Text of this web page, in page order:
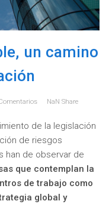
un camino
NaN Share
de la legislación
de riesgos
han de observar de
que contemplan la
de trabajo como
global y